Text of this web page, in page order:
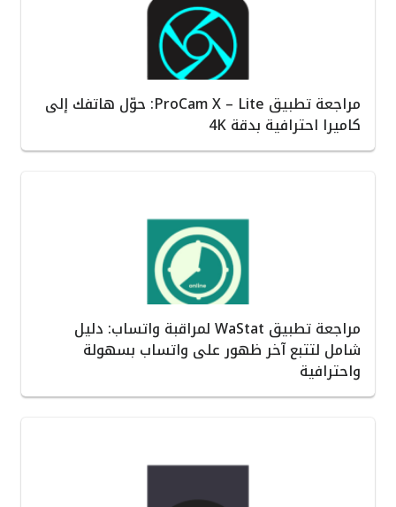
مراجعة تطبيق ProCam X – Lite: حوّل هاتفك إلى
كاميرا احترافية بدقة 4K
مراجعة تطبيق WaStat لمراقبة واتساب: دليل
شامل لتتبع آخر ظهور على واتساب بسهولة
واحترافية